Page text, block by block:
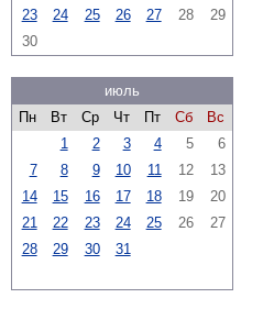
23
24 25 26 27 28
29
30
июль
Пн
Вт Ср Чт Пт Сб
Вс
1
2 3 4 5
6
7
8 9 10 11 12
13
14
15 16 17 18 19
20
21
22 23 24 25 26
27
28
29 30 31